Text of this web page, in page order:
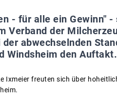
- für alle ein Gewinn" -
Verband der
abwechselnden
Windsheim den Auftakt.
freuten sich über